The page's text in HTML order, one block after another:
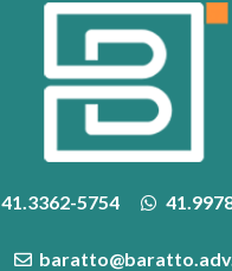
41.3362-5754